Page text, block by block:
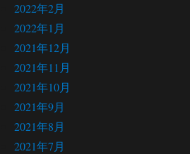
2022年2月
2022年1月
2021年12月
2021年11月
2021年10月
2021年9月
2021年8月
2021年7月